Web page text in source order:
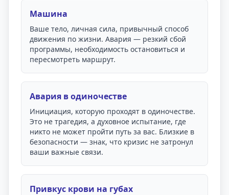
Машина
Ваше тело, личная сила, привычный способ
движения по жизни. Авария — резкий сбой
программы, необходимость остановиться и
пересмотреть маршрут.
Авария в одиночестве
Инициация, которую проходят в одиночестве.
Это не трагедия, а духовное испытание, где
никто не может пройти путь за вас. Близкие в
безопасности — знак, что кризис не затронул
ваши важные связи.
Привкус крови на губах